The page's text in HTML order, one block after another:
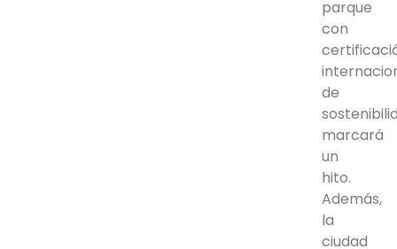
parque
con
de
marcará
un
hito.
Además,
la
ciudad